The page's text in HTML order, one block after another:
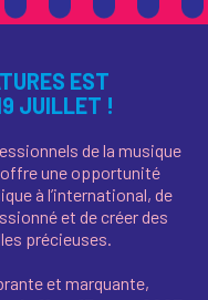
EST
JUILLET !
de la musique
offre une opportunité
à l’international, de
et de créer des
précieuses.
et marquante,